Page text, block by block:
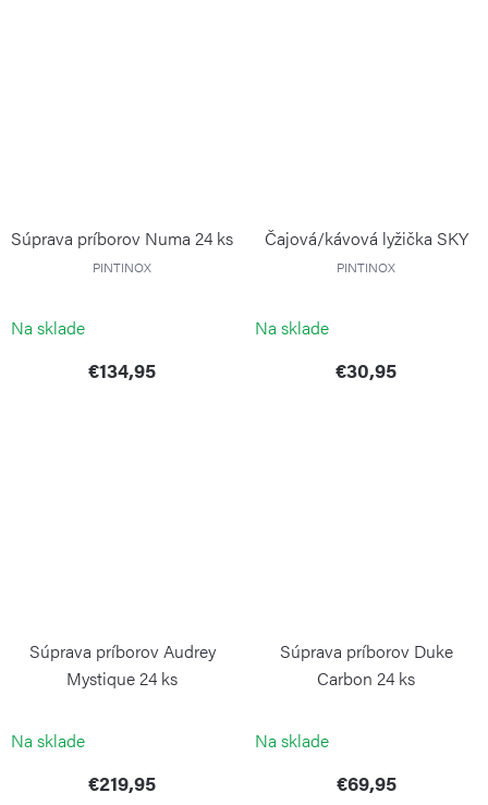
Súprava príborov Numa 24 ks
PINTINOX
Na sklade
€134,95
Čajová/kávová lyžička SKY
PINTINOX
Na sklade
€30,95
Súprava príborov Audrey
Mystique 24 ks
Na sklade
€219,95
Súprava príborov Duke
Carbon 24 ks
Na sklade
€69,95